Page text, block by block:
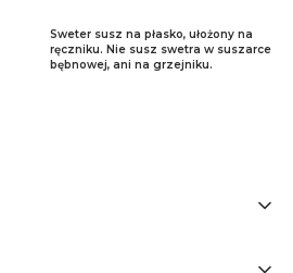
Sweter susz na płasko, ułożony na
ręczniku. Nie susz swetra w suszarce
bębnowej, ani na grzejniku.